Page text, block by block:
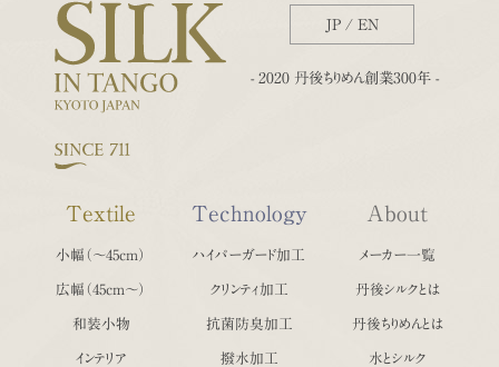
JP /EN
- 2020 丹後ちりめん創業300年 -
Textile
小幅（〜45cm）
広幅（45cm〜）
和装小物
インテリア
Technology
ハイパーガード加工
クリンティ加工
抗菌防臭加工
撥水加工
About
メーカー一覧
丹後シルクとは
丹後ちりめんとは
水とシルク